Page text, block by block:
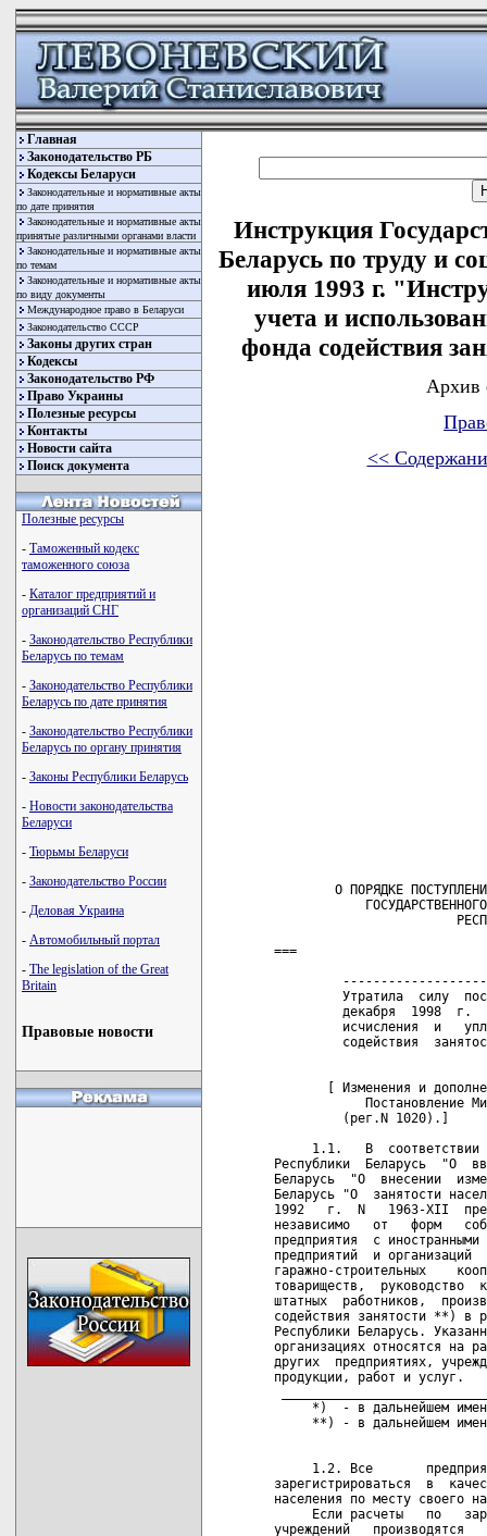
Главная
Законодательство РБ
Кодексы Беларуси
Законодательные и нормативные акты
по дате принятия
Законодательные и нормативные акты
принятые различными органами власти
Законодательные и нормативные акты
по темам
Законодательные и нормативные акты
по виду документы
Международное право в Беларуси
Законодательство СССР
Законы других стран
Кодексы
Законодательство РФ
Право Украины
Полезные ресурсы
Контакты
Новости сайта
Поиск документа
Полезные ресурсы
- Таможенный кодекс
таможенного союза
- Каталог предприятий и
организаций СНГ
- Законодательство Республики
Беларусь по темам
- Законодательство Республики
Беларусь по дате принятия
- Законодательство Республики
Беларусь по органу принятия
- Законы Республики Беларусь
- Новости законодательства
Беларуси
- Тюрьмы Беларуси
- Законодательство России
- Деловая Украина
- Автомобильный портал
- The legislation of the Great
Britain
Правовые новости
Инструкция
Беларусь по труду и
июля 1993 г.
учета и
фонда содействия
Архив
<<